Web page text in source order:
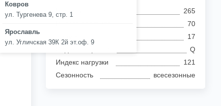
Ковров
ул. Тургенева 9, стр. 1
Ярославль
ул. Угличская 39К 2й эт.оф. 9
Ширина профиля
265
70
17
Q
Индекс нагрузки
121
Сезонность
всесезонные